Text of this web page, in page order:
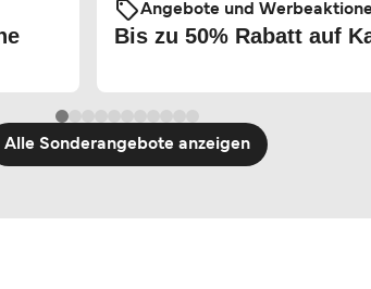
Angebote und
Bis zu 50% Rabatt auf
Alle Sonderangebote anzeigen